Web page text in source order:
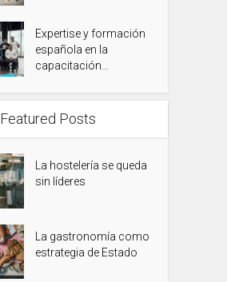
Expertise y formación
española en la
capacitación...
Featured Posts
La hostelería se queda
sin líderes
La gastronomía como
estrategia de Estado